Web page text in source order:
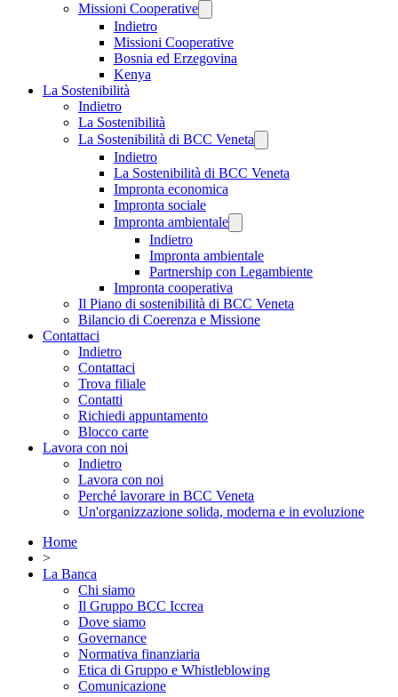
Missioni Cooperative
Indietro
Missioni Cooperative
Bosnia ed Erzegovina
Kenya
La Sostenibilità
Indietro
La Sostenibilità
La Sostenibilità di BCC Veneta
Indietro
La Sostenibilità di BCC Veneta
Impronta economica
Impronta sociale
Impronta ambientale
Indietro
Impronta ambientale
Partnership con Legambiente
Impronta cooperativa
Il Piano di sostenibilità di BCC Veneta
Bilancio di Coerenza e Missione
Contattaci
Indietro
Contattaci
Trova filiale
Contatti
Richiedi appuntamento
Blocco carte
Lavora con noi
Indietro
Lavora con noi
Perché lavorare in BCC Veneta
Un'organizzazione solida, moderna e in evoluzione
Home
>
La Banca
Chi siamo
Il Gruppo BCC Iccrea
Dove siamo
Governance
Normativa finanziaria
Etica di Gruppo e Whistleblowing
Comunicazione